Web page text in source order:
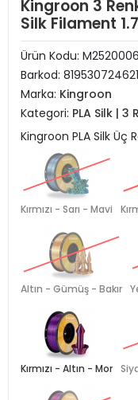
Kingroon 3
Silk Filament
Ürün Kodu:
Barkod:
Marka: Kingroon
Kategori: PLA Silk | 3
Kingroon PLA Silk Üç
Kırmızı - Sarı - Mavi
Altın - Gümüş - Bakır
Kırmızı - Altın - Mor